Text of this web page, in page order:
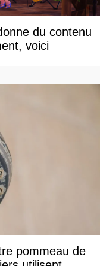
du contenu
voici
pommeau de